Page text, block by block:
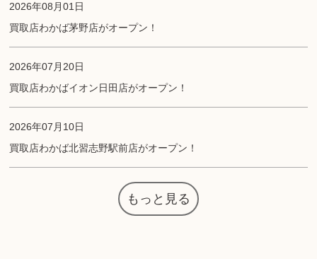
2026年08月01日
買取店わかば茅野店がオープン！
2026年07月20日
買取店わかばイオン日田店がオープン！
2026年07月10日
買取店わかば北習志野駅前店がオープン！
もっと見る